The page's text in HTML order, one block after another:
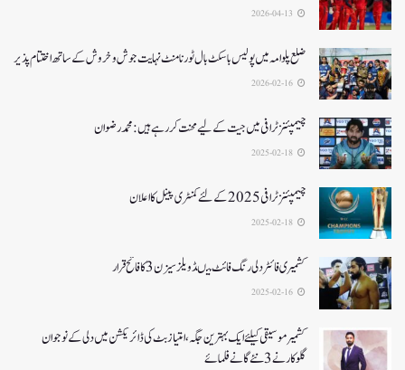
ضلع پلوامہ میں پولیس باسکٹ بال ٹورنامنٹ نہایت جوش و خروش کے ساتھ اختتام پذیر
چیمپئنز ٹرافی میں جیت کے لیے محنت کر رہے ہیں :محمد رضوان
چیمپئنز ٹرافی 2025کے لئے کمنٹری پینل کا اعلان
کشمیری فائٹر دلی رنگ فائٹ میںڈویلز سیزن 3کا فاتح قرار
کشمیرموسیقی کیلئے ایک بہترین جگہ ،امتیاز بٹ کی ڈائریکشن میں دلی کے نوجوان
گلوکارنے3نئے گانے فلمائے